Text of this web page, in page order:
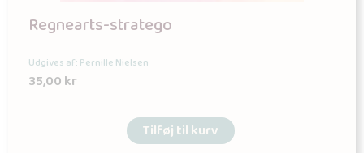
Regnearts-stratego
Udgives af: Pernille Nielsen
35,00kr
Tilføj til kurv